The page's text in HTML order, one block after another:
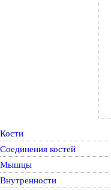
Кости
Соединения костей
Мышцы
Внутренности